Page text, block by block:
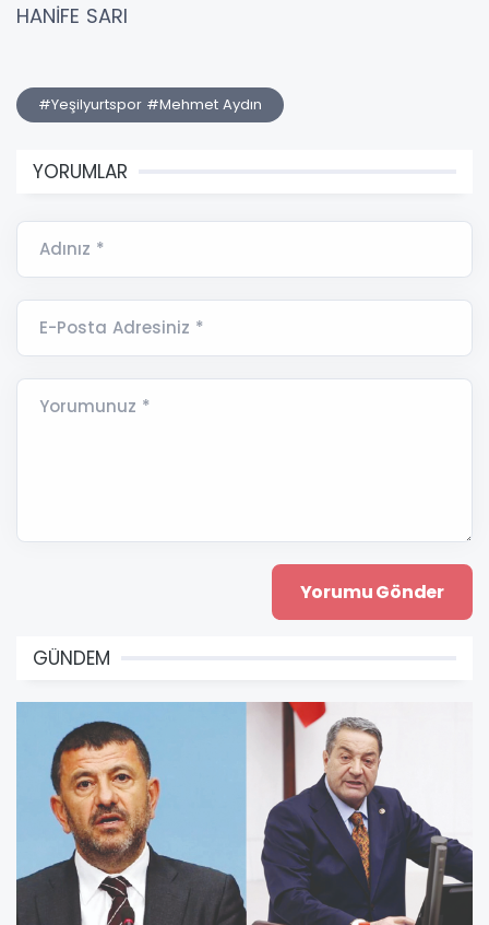
HANİFE SARI
#Yeşilyurtspor #Mehmet Aydın
YORUMLAR
Adınız *
E-Posta Adresiniz *
Yorumunuz *
GÜNDEM